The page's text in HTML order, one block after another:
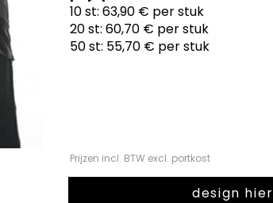
10 st: 63,90 € per stuk
20 st: 60,70 € per stuk
50 st: 55,70 € per stuk
Prijzen incl. BTW excl. portkost
design hier